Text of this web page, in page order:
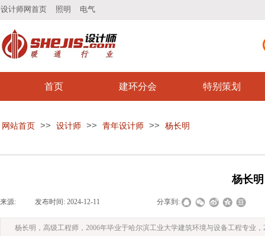
设计师网首页 照明 电气
首页 建环分会 特别策划
网站首页 >> 设计师 >> 青年设计师 >> 杨长明
杨长明
来源: 发布时间: 2024-12-11 分享到:
杨长明，高级工程师，2006年毕业于哈尔滨工业大学建筑环境与设备工程专业